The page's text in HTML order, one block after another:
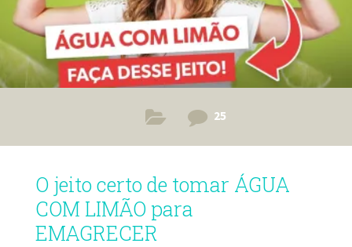
25
O jeito certo de tomar ÁGUA
COM LIMÃO para
EMAGRECER